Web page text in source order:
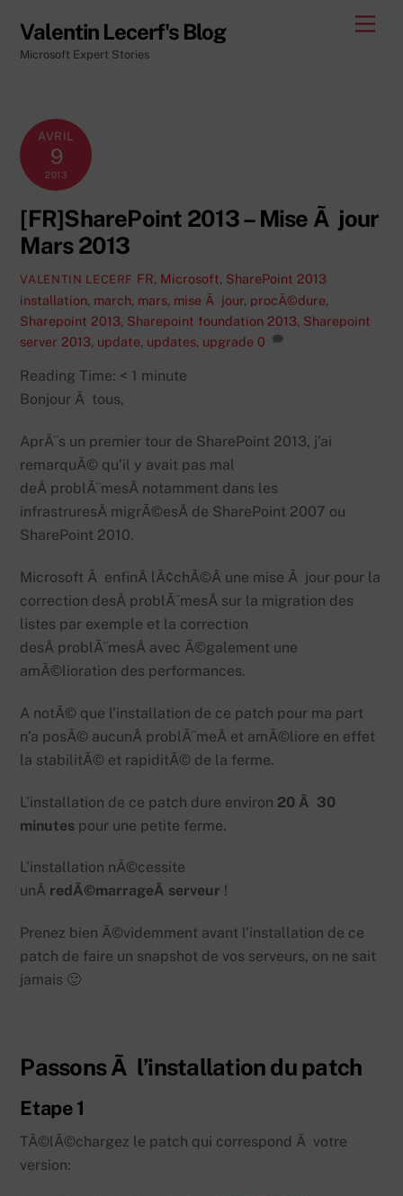
content
Valentin Lecerf's Blog
Microsoft Expert Stories
AVRIL
9
2013
[FR]SharePoint 2013 – Mise Ã jour
Mars 2013
VALENTIN LECERF FR, Microsoft, SharePoint 2013
installation, march, mars, mise Ã jour, procÃ©dure,
Sharepoint 2013, Sharepoint foundation 2013, Sharepoint
server 2013, update, updates, upgrade 0
Reading Time: < 1 minute
Bonjour Ã tous,
AprÃ¨s un premier tour de SharePoint 2013, j’ai
remarquÃ© qu’il y avait pas mal
deÂ problÃ¨mesÂ notamment dans les
infrastruresÂ migrÃ©esÂ de SharePoint 2007 ou
SharePoint 2010.
Microsoft Ã enfinÂ lÃ¢chÃ©Â une mise Ã jour pour la
correction desÂ problÃ¨mesÂ sur la migration des
listes par exemple et la correction
desÂ problÃ¨mesÂ avec Ã©galement une
amÃ©lioration des performances.
A notÃ© que l’installation de ce patch pour ma part
n’a posÃ© aucunÂ problÃ¨meÂ et amÃ©liore en effet
la stabilitÃ© et rapiditÃ© de la ferme.
L’installation de ce patch dure environ 20 Ã 30
minutes pour une petite ferme.
L’installation nÃ©cessite
unÂ redÃ©marrageÂ serveur !
Prenez bien Ã©videmment avant l’installation de ce
patch de faire un snapshot de vos serveurs, on ne sait
jamais 🙂
Passons Ã l’installation du patch
Etape 1
TÃ©lÃ©chargez le patch qui correspond Ã votre
version: